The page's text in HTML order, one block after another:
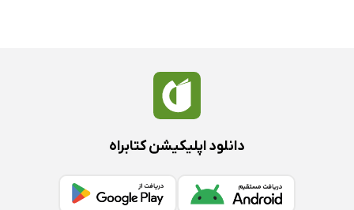
دانلود اپلیکیشن کتابراه